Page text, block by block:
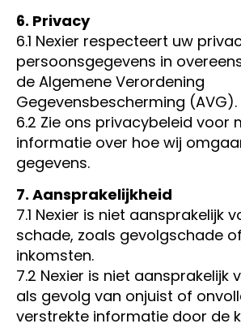
6. Privacy
6.1 Nexier respecteert uw
persoonsgegevens in
de Algemene Verordening
Gegevensbescherming (AVG).
6.2 Zie ons privacybeleid voor
informatie over hoe wij
gegevens.
7. Aansprakelijkheid
7.1 Nexier is niet aansprakelijk
schade, zoals gevolgschade
inkomsten.
7.2 Nexier is niet aansprakelijk
als gevolg van onjuist of
verstrekte informatie door de